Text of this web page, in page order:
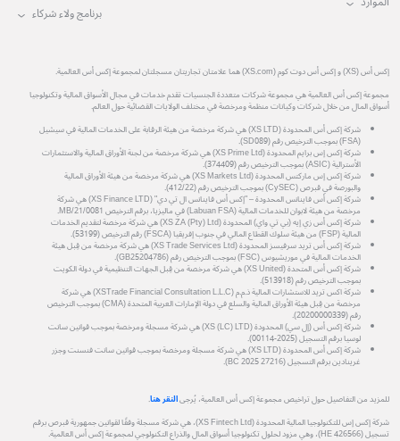
برنامج ولاء شركاء
إكس أس (XS) و إكس أس دوت كوم (XS.com) هما علامتان تجاريتان مسجلتان لمجموعة إكس أس العالمية.
مجموعة إكس أس العالمية هي مجموعة شركات متعددة الجنسيات تقدم خدمات في مجال الأسواق المالية وتكنولوجيا
أسواق المال من خلال شركات وكيانات منظمة ومرخصة في مختلف الولايات القضائية حول العالم.
شركة إكس أس المحدودة (XS LTD) هي شركة مرخصة من هيئة الرقابة على الخدمات المالية في سيشيل
(FSA) بموجب الترخيص رقم (SD089).
شركة إكس إس برايم المحدودة (XS Prime Ltd) هي شركة مرخصة من لجنة الأوراق المالية والاستثمارات
الأسترالية (ASIC) بموجب الترخيص رقم (374409).
شركة إكس إس ماركتس المحدودة (XS Markets Ltd) هي شركة مرخصة من هيئة الأوراق المالية
والبورصة في قبرص (CySEC) بموجب الترخيص رقم (412/22).
شركة إكس أس فاينانس المحدودة – "إكس أس فاينانس ال تي دي" (XS Finance LTD) هي شركة
مرخصة من هيئة لابوان للخدمات المالية (Labuan FSA) في ماليزيا، برقم الترخيص MB/21/0081.
شركة إكس أس زي إيه (بي تي واي) المحدودة (XS ZA (Pty) Ltd) هي شركة مرخصة لتقديم الخدمات
المالية (FSP) من هيئة سلوك القطاع المالي في جنوب إفريقيا (FSCA) رقم الترخيص (53199).
شركة إكس أس تريد سرفيسز المحدودة (XS Trade Services Ltd) هي شركة مرخصة من قِبل هيئة
الخدمات المالية في موريشيوس (FSC) بموجب الترخيص رقم (GB25204786).
شركة إكس أس المتحدة (XS United) هي شركة مرخصة من قِبل الجهات التنظيمية في دولة الكويت
بموجب الترخيص رقم (513918).
شركة اكس تريد للاستشارات المالية ذ.م.م (XSTrade Financial Consultation L.L.C) هي شركة
مرخصة من قِبل هيئة الأوراق المالية والسلع في دولة الإمارات العربية المتحدة (CMA) بموجب الترخيص
رقم (20200000339).
شركة إكس أس (إل سي) المحدودة (XS (LC) LTD) هي شركة مسجلة ومرخصة بموجب قوانين سانت
لوسيا برقم التسجيل (2025-00114).
شركة إكس أس المحدودة (XS LTD) هي شركة مسجلة ومرخصة بموجب قوانين سانت فنسنت وجزر
غرينادين برقم التسجيل (27216 BC 2025).
للمزيد من التفاصيل حول تراخيص مجموعة إكس أس العالمية، يُرجىالنقر هنا.
شركة إكس إس للتكنولوجيا المالية المحدودة (XS Fintech Ltd)، هي شركة مسجلة وفقًا لقوانين جمهورية قبرص برقم
تسجيل (HE 426566)، وهي مزود لحلول تكنولوجيا أسواق المال والذراع التكنولوجي لمجموعة إكس أس العالمية.